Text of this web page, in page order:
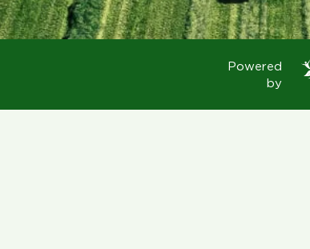
Powered
by